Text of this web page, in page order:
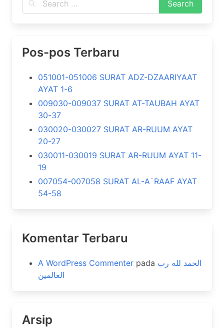
Pos-pos Terbaru
051001-051006 SURAT ADZ-DZAARIYAAT
AYAT 1-6
009030-009037 SURAT AT-TAUBAH AYAT
30-37
030020-030027 SURAT AR-RUUM AYAT
20-27
030011-030019 SURAT AR-RUUM AYAT 11-
19
007054-007058 SURAT AL-A`RAAF AYAT
54-58
Komentar Terbaru
A WordPress Commenter pada الحمد لله رب
العالمين
Arsip